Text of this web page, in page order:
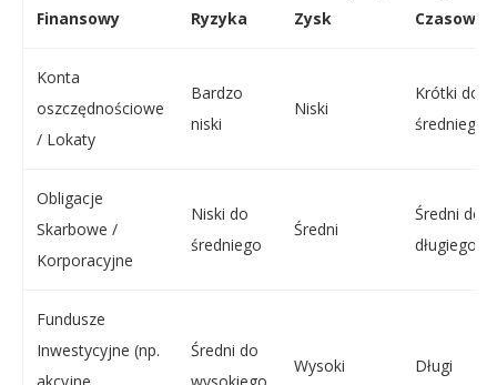
Finansowy
Ryzyka
Zysk
Czasowy
Konta
oszczędnościowe
/ Lokaty
Bardzo
niski
Niski
Krótki do
średniego
Obligacje
Skarbowe /
Korporacyjne
Niski do
średniego
Średni
Średni do
długiego
Fundusze
Inwestycyjne (np.
Średni do
Wysoki Długi